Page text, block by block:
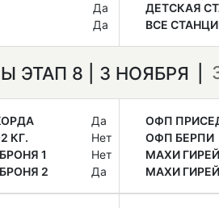
Да
Да
ДЕТСКАЯ
ВСЕ
ЭТАП 8 | 3 НОЯБРЯ
Да
КГ.
Нет
1
Нет
2
Да
ОФП
ОФП БЕРПИ
МАХИ
МАХИ